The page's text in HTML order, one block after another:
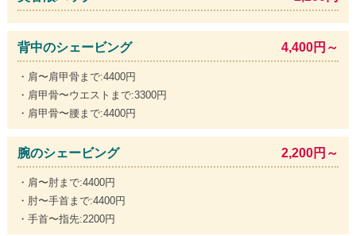
背中のシェービング 4,400円～
・肩〜肩甲骨まで:4400円
・肩甲骨〜ウエストまで:3300円
・肩甲骨〜腰まで:4400円
腕のシェービング 2,200円～
・肩〜肘まで:4400円
・肘〜手首まで:4400円
・手首〜指先:2200円